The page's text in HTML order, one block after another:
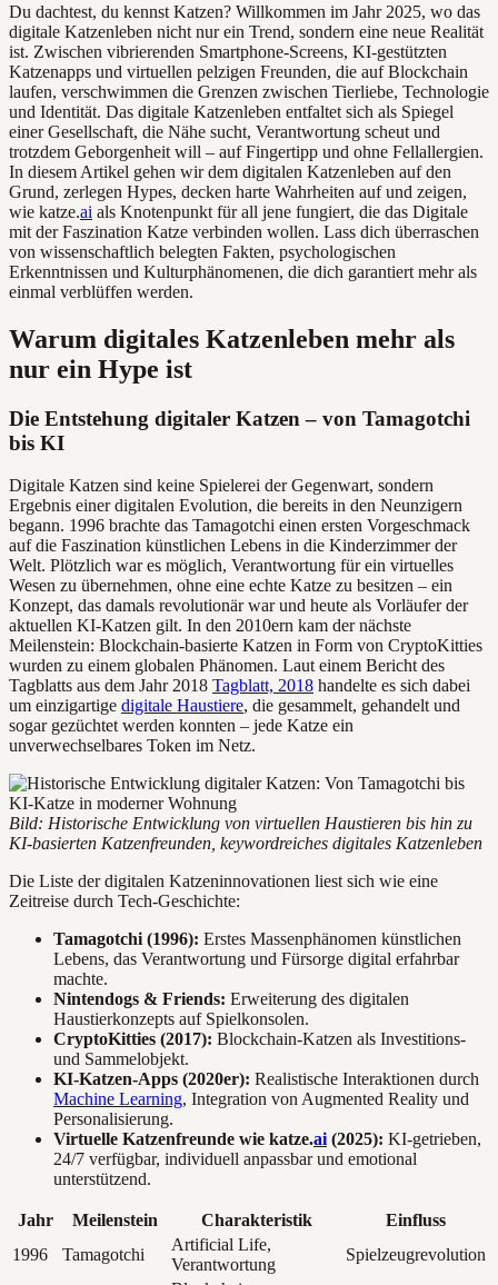
Du dachtest, du kennst Katzen? Willkommen im Jahr 2025, wo das
digitale Katzenleben nicht nur ein Trend, sondern eine neue Realität
ist. Zwischen vibrierenden Smartphone-Screens, KI-gestützten
Katzenapps und virtuellen pelzigen Freunden, die auf Blockchain
laufen, verschwimmen die Grenzen zwischen Tierliebe, Technologie
und Identität. Das digitale Katzenleben entfaltet sich als Spiegel
einer Gesellschaft, die Nähe sucht, Verantwortung scheut und
trotzdem Geborgenheit will – auf Fingertipp und ohne Fellallergien.
In diesem Artikel gehen wir dem digitalen Katzenleben auf den
Grund, zerlegen Hypes, decken harte Wahrheiten auf und zeigen,
wie katze.ai als Knotenpunkt für all jene fungiert, die das Digitale
mit der Faszination Katze verbinden wollen. Lass dich überraschen
von wissenschaftlich belegten Fakten, psychologischen
Erkenntnissen und Kulturphänomenen, die dich garantiert mehr als
einmal verblüffen werden.
Warum digitales Katzenleben mehr als
nur ein Hype ist
Die Entstehung digitaler Katzen – von Tamagotchi
bis KI
Digitale Katzen sind keine Spielerei der Gegenwart, sondern
Ergebnis einer digitalen Evolution, die bereits in den Neunzigern
begann. 1996 brachte das Tamagotchi einen ersten Vorgeschmack
auf die Faszination künstlichen Lebens in die Kinderzimmer der
Welt. Plötzlich war es möglich, Verantwortung für ein virtuelles
Wesen zu übernehmen, ohne eine echte Katze zu besitzen – ein
Konzept, das damals revolutionär war und heute als Vorläufer der
aktuellen KI-Katzen gilt. In den 2010ern kam der nächste
Meilenstein: Blockchain-basierte Katzen in Form von CryptoKitties
wurden zu einem globalen Phänomen. Laut einem Bericht des
Tagblatts aus dem Jahr 2018 Tagblatt, 2018 handelte es sich dabei
um einzigartige digitale Haustiere, die gesammelt, gehandelt und
sogar gezüchtet werden konnten – jede Katze ein
unverwechselbares Token im Netz.
Bild: Historische Entwicklung von virtuellen Haustieren bis hin zu
KI-basierten Katzenfreunden, keywordreiches digitales Katzenleben
Die Liste der digitalen Katzeninnovationen liest sich wie eine
Zeitreise durch Tech-Geschichte:
Tamagotchi (1996): Erstes Massenphänomen künstlichen
Lebens, das Verantwortung und Fürsorge digital erfahrbar
machte.
Nintendogs & Friends: Erweiterung des digitalen
Haustierkonzepts auf Spielkonsolen.
CryptoKitties (2017): Blockchain-Katzen als Investitions-
und Sammelobjekt.
KI-Katzen-Apps (2020er): Realistische Interaktionen durch
Machine Learning, Integration von Augmented Reality und
Personalisierung.
Virtuelle Katzenfreunde wie katze.ai (2025): KI-getrieben,
24/7 verfügbar, individuell anpassbar und emotional
unterstützend.
Jahr Meilenstein Charakteristik
Einfluss
1996
Tamagotchi
Artificial Life,
Verantwortung
Spielzeugrevolution